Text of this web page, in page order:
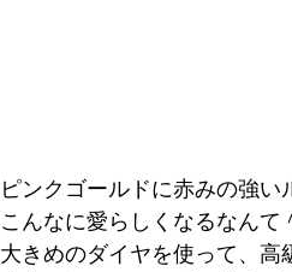
ピンクゴールドに赤みの強い
こんなに愛らしくなるなんて
大きめのダイヤを使って、高